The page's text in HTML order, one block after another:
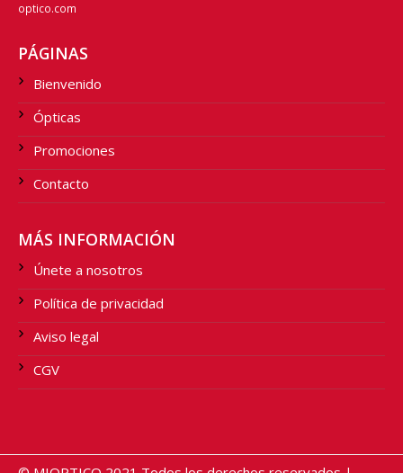
optico.com
PÁGINAS
Bienvenido
Ópticas
Promociones
Contacto
MÁS INFORMACIÓN
Únete a nosotros
Política de privacidad
Aviso legal
CGV